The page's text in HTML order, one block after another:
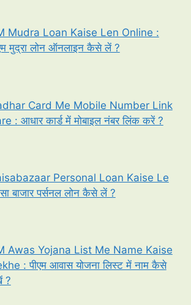
Mudra Loan Kaise Len Online :
मुद्रा लोन ऑनलाइन कैसे लें ?
Card Me Mobile Number Link
: आधार कार्ड में मोबाइल नंबर लिंक करें ?
Personal Loan Kaise Le
बाजार पर्सनल लोन कैसे लें ?
Awas Yojana List Me Name Kaise
: पीएम आवास योजना लिस्ट में नाम कैसे
?